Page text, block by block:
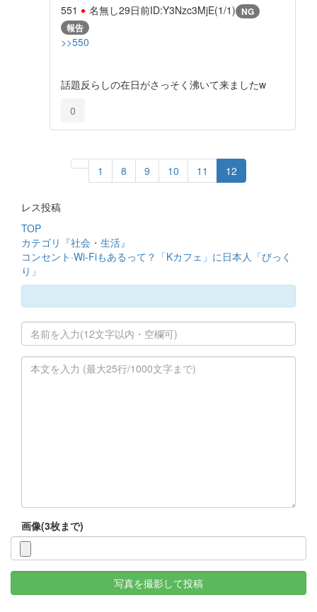
551 名無し29日前ID:Y3Nzc3MjE(1/1) NG
報告
>>550
話題反らしの在日がさっそく沸いて来ましたw
0
1 8 9 10 11 12
レス投稿
TOP
カテゴリ『社会・生活』
コンセント·Wi-Fiもあるって？「Kカフェ」に日本人「びっく
り」
画像(3枚まで)
写真を撮影して投稿